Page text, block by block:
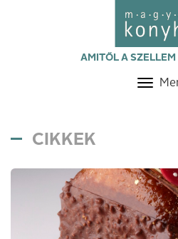
AMITŐL A
CIKKEK